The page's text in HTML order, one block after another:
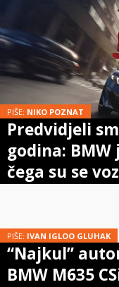
PIŠE: NIKO POZNAT
Predvidjeli
godina:
čega su se
PIŠE: IVAN IGLOO GLUHAK
“Najkul”
BMW M635